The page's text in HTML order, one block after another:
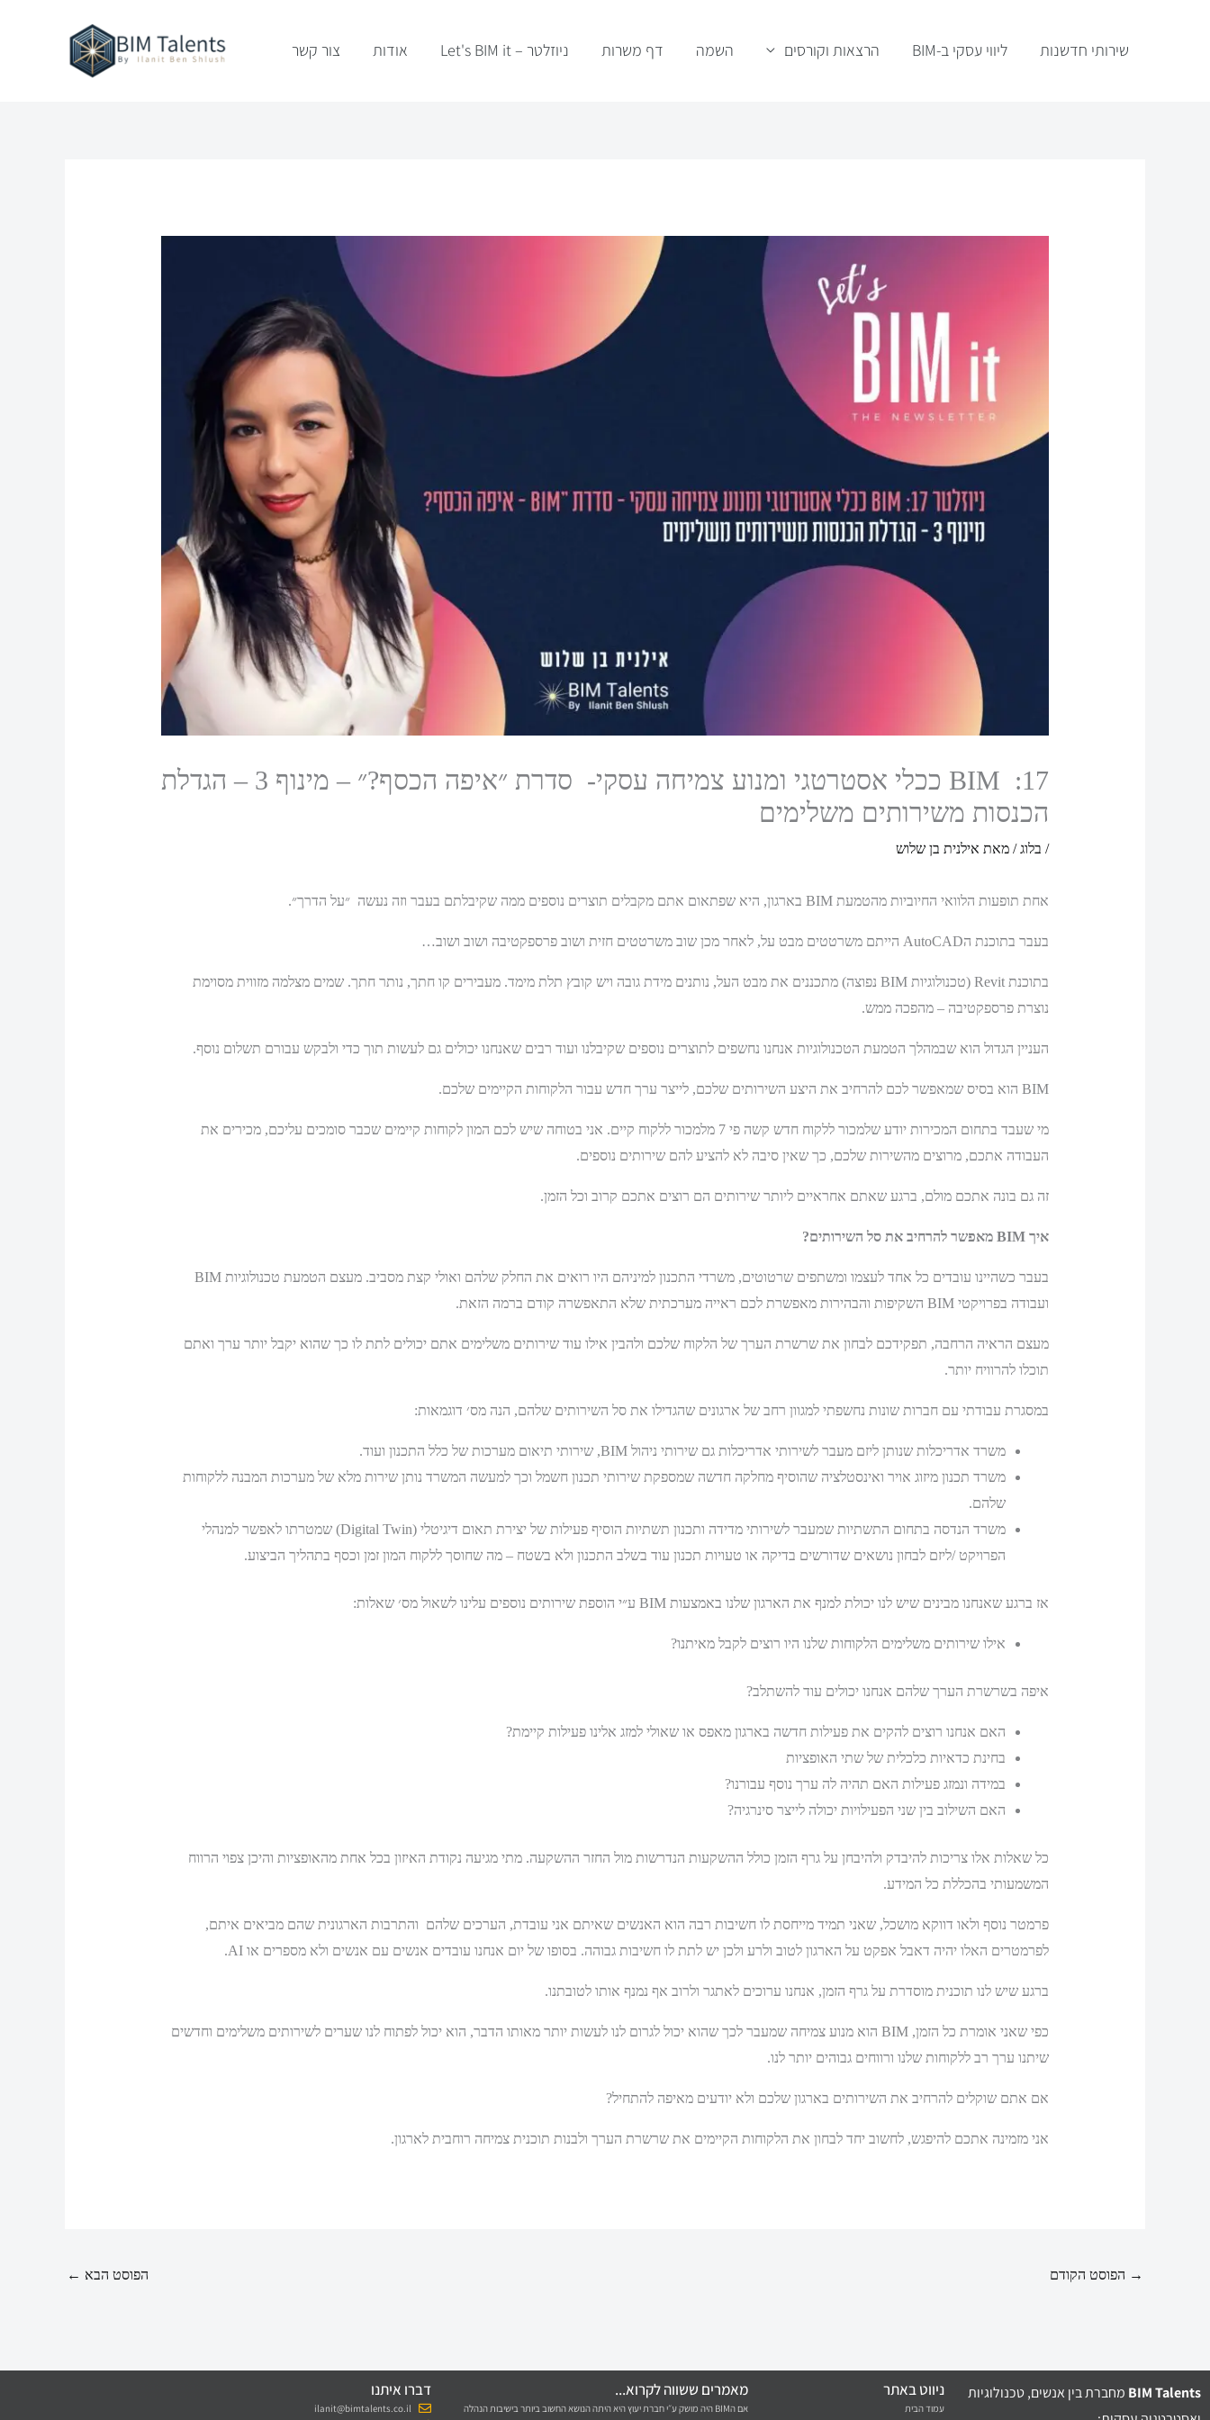
שירותי חדשנות ליווי עסקי ב-BIM הרצאות וקורסים השמה דף משרות ניוזלטר – Let's BIM it אודות צור קשר
17: BIM ככלי אסטרטגי ומנוע צמיחה עסקי- סדרת ״איפה הכסף?״ – מינוף 3 – הגדלת
הכנסות משירותים משלימים
/ בלוג/ מאת אילנית בן שלוש
אחת תופעות הלוואי החיוביות מהטמעת BIM בארגון, היא שפתאום אתם מקבלים תוצרים נוספים ממה שקיבלתם בעבר וזה נעשה ״על הדרך״.
בעבר בתוכנת הAutoCAD הייתם משרטטים מבט על, לאחר מכן שוב משרטטים חזית ושוב פרספקטיבה ושוב ושוב…
בתוכנת Revit (טכנולוגיות BIM נפוצה) מתכננים את מבט העל, נותנים מידת גובה ויש קובץ תלת מימד. מעבירים קו חתך, נותר חתך. שמים מצלמה מזווית מסוימת
נוצרת פרספקטיבה – מהפכה ממש.
העניין הגדול הוא שבמהלך הטמעת הטכנולוגיות אנחנו נחשפים לתוצרים נוספים שקיבלנו ועוד רבים שאנחנו יכולים גם לעשות תוך כדי ולבקש עבורם תשלום נוסף.
BIM הוא בסיס שמאפשר לכם להרחיב את היצע השירותים שלכם, לייצר ערך חדש עבור הלקוחות הקיימים שלכם.
מי שעבד בתחום המכירות יודע שלמכור ללקוח חדש קשה פי 7 מלמכור ללקוח קיים. אני בטוחה שיש לכם המון לקוחות קיימים שכבר סומכים עליכם, מכירים את
העבודה אתכם, מרוצים מהשירות שלכם, כך שאין סיבה לא להציע להם שירותים נוספים.
זה גם בונה אתכם מולם, ברגע שאתם אחראיים ליותר שירותים הם רוצים אתכם קרוב וכל הזמן.
איךBIM מאפשר להרחיב את סל השירותים?
בעבר כשהיינו עובדים כל אחד לעצמו ומשתפים שרטוטים, משרדי התכנון למיניהם היו רואים את החלק שלהם ואולי קצת מסביב. מעצם הטמעת טכנולוגיות BIM
ועבודה בפרויקטי BIM השקיפות והבהירות מאפשרת לכם ראייה מערכתית שלא התאפשרה קודם ברמה הזאת.
מעצם הראיה הרחבה, תפקידכם לבחון את שרשרת הערך של הלקוח שלכם ולהבין אילו עוד שירותים משלימים אתם יכולים לתת לו כך שהוא יקבל יותר ערך ואתם
תוכלו להרוויח יותר.
במסגרת עבודתי עם חברות שונות נחשפתי למגוון רחב של ארגונים שהגדילו את סל השירותים שלהם, הנה מס׳ דוגמאות:
משרד אדריכלות שנותן ליזם מעבר לשירותי אדריכלות גם שירותי ניהול BIM, שירותי תיאום מערכות של כלל התכנון ועוד.
משרד תכנון מיזוג אויר ואינסטלציה שהוסיף מחלקה חדשה שמספקת שירותי תכנון חשמל וכך למעשה המשרד נותן שירות מלא של מערכות המבנה ללקוחות
שלהם.
משרד הנדסה בתחום התשתיות שמעבר לשירותי מדידה ותכנון תשתיות הוסיף פעילות של יצירת תאום דיגיטלי (Digital Twin) שמטרתו לאפשר למנהלי
הפרויקט /ליזם לבחון נושאים שדורשים בדיקה או טעויות תכנון עוד בשלב התכנון ולא בשטח – מה שחוסך ללקוח המון זמן וכסף בתהליך הביצוע.
אז ברגע שאנחנו מבינים שיש לנו יכולת למנף את הארגון שלנו באמצעות BIM ע״י הוספת שירותים נוספים עלינו לשאול מס׳ שאלות:
אילו שירותים משלימים הלקוחות שלנו היו רוצים לקבל מאיתנו?
איפה בשרשרת הערך שלהם אנחנו יכולים עוד להשתלב?
האם אנחנו רוצים להקים את פעילות חדשה בארגון מאפס או שאולי למזג אלינו פעילות קיימת?
בחינת כדאיות כלכלית של שתי האופציות
במידה ונמזג פעילות האם תהיה לה ערך נוסף עבורנו?
האם השילוב בין שני הפעילויות יכולה לייצר סינרגיה?
כל שאלות אלו צריכות להיבדק ולהיבחן על גרף הזמן כולל ההשקעות הנדרשות מול החזר ההשקעה. מתי מגיעה נקודת האיזון בכל אחת מהאופציות והיכן צפוי הרווח
המשמעותי בהכללת כל המידע.
פרמטר נוסף ולאו דווקא מושכל, שאני תמיד מייחסת לו חשיבות רבה הוא האנשים שאיתם אני עובדת, הערכים שלהם והתרבות הארגונית שהם מביאים איתם,
לפרמטרים האלו יהיה דאבל אפקט על הארגון לטוב ולרע ולכן יש לתת לו חשיבות גבוהה. בסופו של יום אנחנו עובדים אנשים עם אנשים ולא מספרים או AI.
ברגע שיש לנו תוכנית מוסדרת על גרף הזמן, אנחנו ערוכים לאתגר ולרוב אף נמנף אותו לטובתנו.
כפי שאני אומרת כל הזמן, BIM הוא מנוע צמיחה שמעבר לכך שהוא יכול לגרום לנו לעשות יותר מאותו הדבר, הוא יכול לפתוח לנו שערים לשירותים משלימים וחדשים
שיתנו ערך רב ללקוחות שלנו ורווחים גבוהים יותר לנו.
אם אתם שוקלים להרחיב את השירותים בארגון שלכם ולא יודעים מאיפה להתחיל?
אני מזמינה אתכם להיפגש, לחשוב יחד לבחון את הלקוחות הקיימים את שרשרת הערך ולבנות תוכנית צמיחה רוחבית לארגון.
→ הפוסט הקודם הפוסט הבא ←
BIM Talents מחברת בין אנשים, טכנולוגיות
ניווט באתר
עמוד הבית
מאמרים ששווה לקרוא...
אם הBIM היה מושק ע״י חברת יעוץ היא היתה הנושא החשוב ביותר בישיבות הנהלה
דברו איתנו
ilanit@bimtalents.co.il